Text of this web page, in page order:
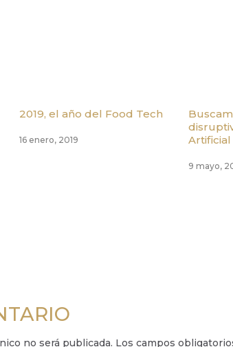
2019, el año del Food Tech
16 enero, 2019
Artificial
9 mayo,
no será publicada. Los campos